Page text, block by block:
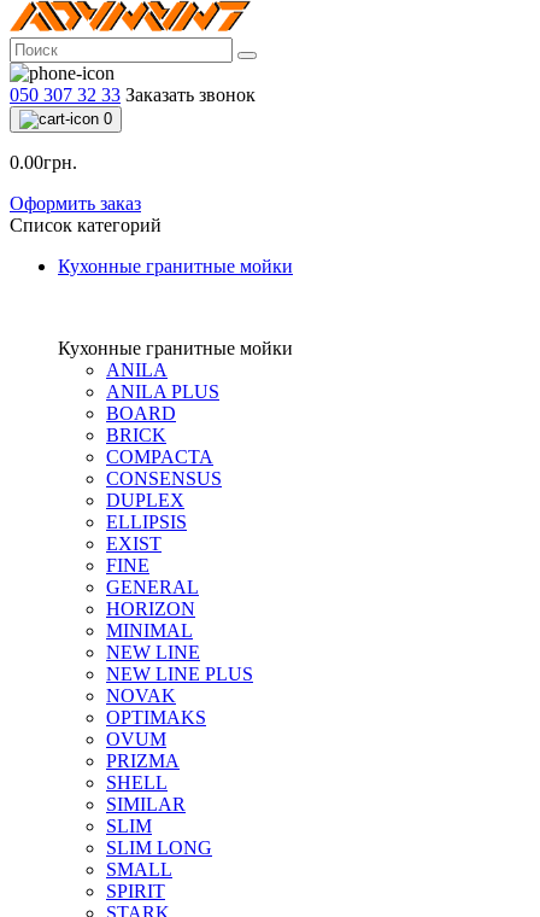
050 307 32 33 Заказать звонок
0
0.00грн.
Оформить заказ
Список категорий
Кухонные гранитные мойки
Кухонные гранитные мойки
ANILA
ANILA PLUS
BOARD
BRICK
COMPACTA
CONSENSUS
DUPLEX
ELLIPSIS
EXIST
FINE
GENERAL
HORIZON
MINIMAL
NEW LINE
NEW LINE PLUS
NOVAK
OPTIMAKS
OVUM
PRIZMA
SHELL
SIMILAR
SLIM
SLIM LONG
SMALL
SPIRIT
STARK